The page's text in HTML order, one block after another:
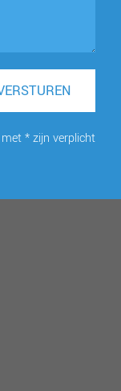
* zijn verplicht